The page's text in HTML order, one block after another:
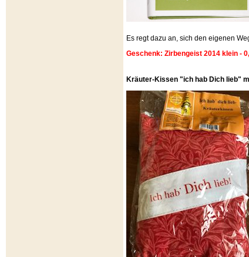
Es regt dazu an, sich den eigenen
Geschenk: Zirbengeist 2014 klein -
Kräuter-Kissen "ich hab Dich lieb"